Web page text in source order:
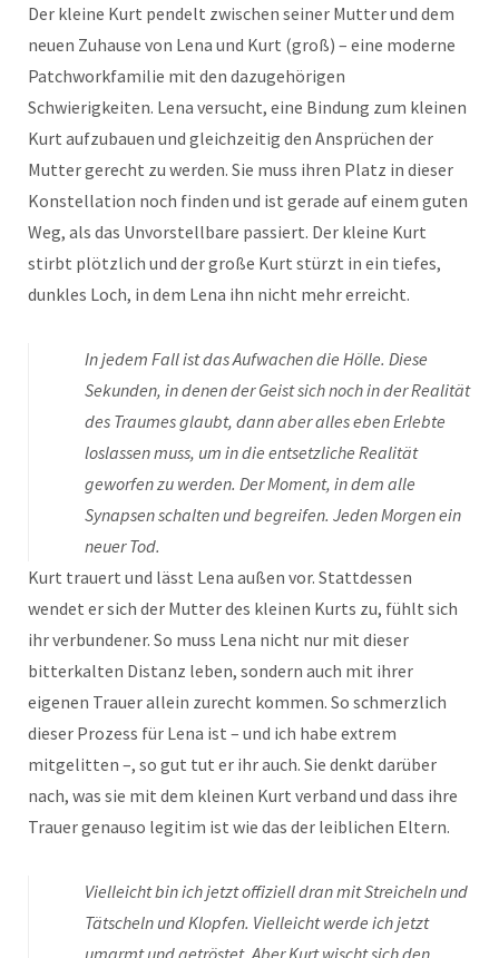
Der kleine Kurt pendelt zwischen seiner Mutter und dem
neuen Zuhause von Lena und Kurt (groß) – eine moderne
Patchworkfamilie mit den dazugehörigen
Schwierigkeiten. Lena versucht, eine Bindung zum kleinen
Kurt aufzubauen und gleichzeitig den Ansprüchen der
Mutter gerecht zu werden. Sie muss ihren Platz in dieser
Konstellation noch finden und ist gerade auf einem guten
Weg, als das Unvorstellbare passiert. Der kleine Kurt
stirbt plötzlich und der große Kurt stürzt in ein tiefes,
dunkles Loch, in dem Lena ihn nicht mehr erreicht.
In jedem Fall ist das Aufwachen die Hölle. Diese
Sekunden, in denen der Geist sich noch in der Realität
des Traumes glaubt, dann aber alles eben Erlebte
loslassen muss, um in die entsetzliche Realität
geworfen zu werden. Der Moment, in dem alle
Synapsen schalten und begreifen. Jeden Morgen ein
neuer Tod.
Kurt trauert und lässt Lena außen vor. Stattdessen
wendet er sich der Mutter des kleinen Kurts zu, fühlt sich
ihr verbundener. So muss Lena nicht nur mit dieser
bitterkalten Distanz leben, sondern auch mit ihrer
eigenen Trauer allein zurecht kommen. So schmerzlich
dieser Prozess für Lena ist – und ich habe extrem
mitgelitten –, so gut tut er ihr auch. Sie denkt darüber
nach, was sie mit dem kleinen Kurt verband und dass ihre
Trauer genauso legitim ist wie das der leiblichen Eltern.
Vielleicht bin ich jetzt offiziell dran mit Streicheln und
Tätscheln und Klopfen. Vielleicht werde ich jetzt